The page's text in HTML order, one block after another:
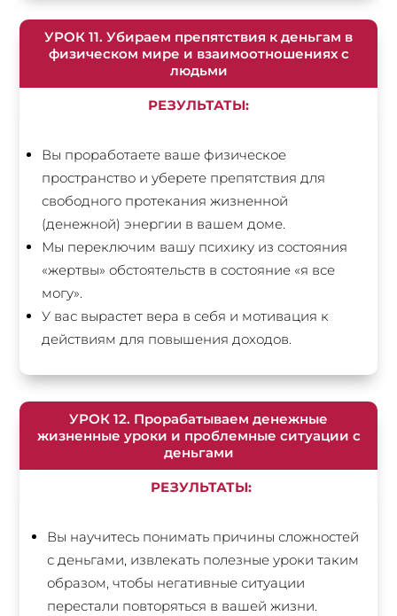
УРОК 11. Убираем препятствия к деньгам в
физическом мире и взаимоотношениях с
людьми
РЕЗУЛЬТАТЫ:
Вы проработаете ваше физическое
пространство и уберете препятствия для
свободного протекания жизненной
(денежной) энергии в вашем доме.
Мы переключим вашу психику из состояния
«жертвы» обстоятельств в состояние «я все
могу».
У вас вырастет вера в себя и мотивация к
действиям для повышения доходов.
УРОК 12. Прорабатываем денежные
жизненные уроки и проблемные ситуации с
деньгами
РЕЗУЛЬТАТЫ:
Вы научитесь понимать причины сложностей
с деньгами, извлекать полезные уроки таким
образом, чтобы негативные ситуации
перестали повторяться в вашей жизни.